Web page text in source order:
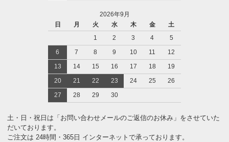
2026年9月
日
月 火 水 木 金
土
1
2 3 4
5
6
7 8 9 10 11
12
13
14 15 16 17 18
19
20
21 22 23 24 25
26
27
28 29 30
土・日・祝日は「お問い合わせメールのご返信のお休み」をさせていた
だいております。
ご注文は 24時間・365日 インターネットで承っております。